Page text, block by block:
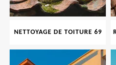
NETTOYAGE DE TOITURE 69